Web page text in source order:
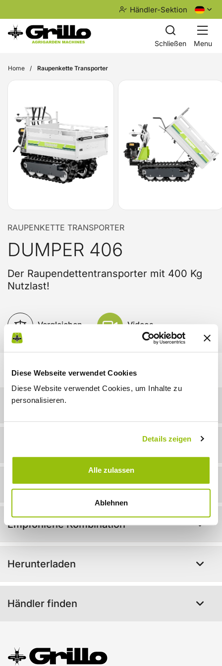
Diese Webseite verwendet Cookies
Diese Website verwendet Cookies, um Inhalte zu
personalisieren.
Details zeigen
Alle zulassen
Ablehnen
Händler-Sektion
Schließen Menu
Home Raupenkette Transporter
RAUPENKETTE TRANSPORTER
DUMPER 406
Der Raupendettentransporter mit 400 Kg
Nutzlast!
Vergleichen Videos
Details
In Aktion!
Empfohlene Kombination
Herunterladen
Händler finden